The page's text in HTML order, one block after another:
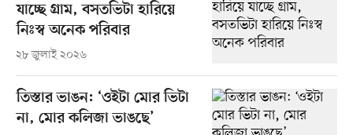
যাচ্ছে গ্রাম, বসতভিটা হারিয়ে
নিঃস্ব অনেক পরিবার
২৮ জুলাই ২০২৬
তিস্তার ভাঙন: ‘ওইটা মোর ভিটা
না, মোর কলিজা ভাঙছে’